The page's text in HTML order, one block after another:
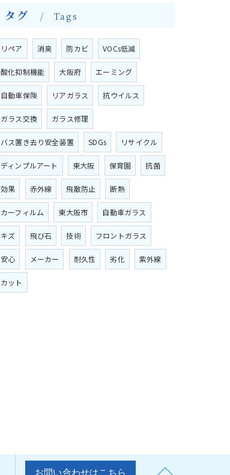
タグ Tags
リペア 消臭 防カビ VOCs低減
酸化抑制機能 大阪府 エーミング
自動車保険 リアガラス 抗ウイルス
ガラス交換 ガラス修理
バス置き去り安全装置 SDGs リサイクル
ディンプルアート 東大阪 保育園 抗菌
効果 赤外線 飛散防止 断熱
カーフィルム 東大阪市 自動車ガラス
キズ 飛び石 技術 フロントガラス
安心 メーカー 耐久性 劣化 紫外線
カット
お問い合わせはこちら